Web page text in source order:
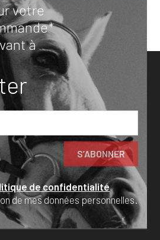
votre
à
de confidentialité
de mes données personnelles.